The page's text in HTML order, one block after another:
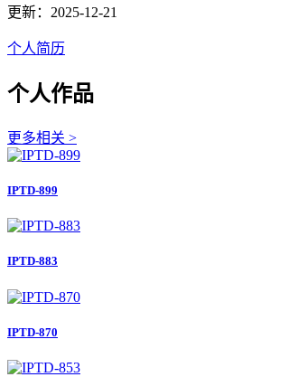
更新：2025-12-21
个人简历
个人作品
更多相关 >
IPTD-899
IPTD-883
IPTD-870